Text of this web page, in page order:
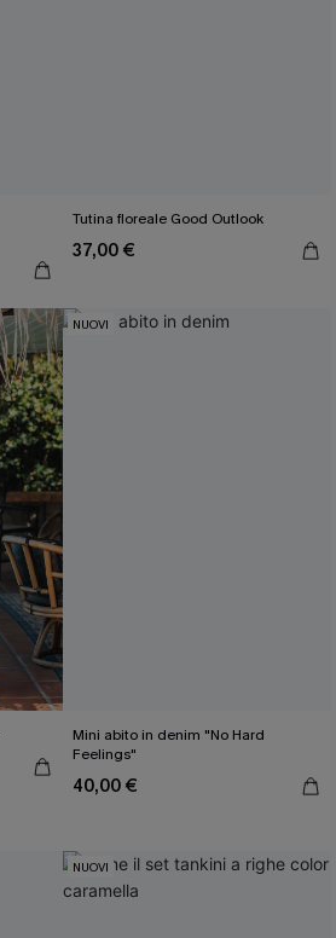
Tutina floreale Good Outlook
37,00 €
NUOVI
Mini abito in denim "No Hard
Feelings"
40,00 €
NUOVI